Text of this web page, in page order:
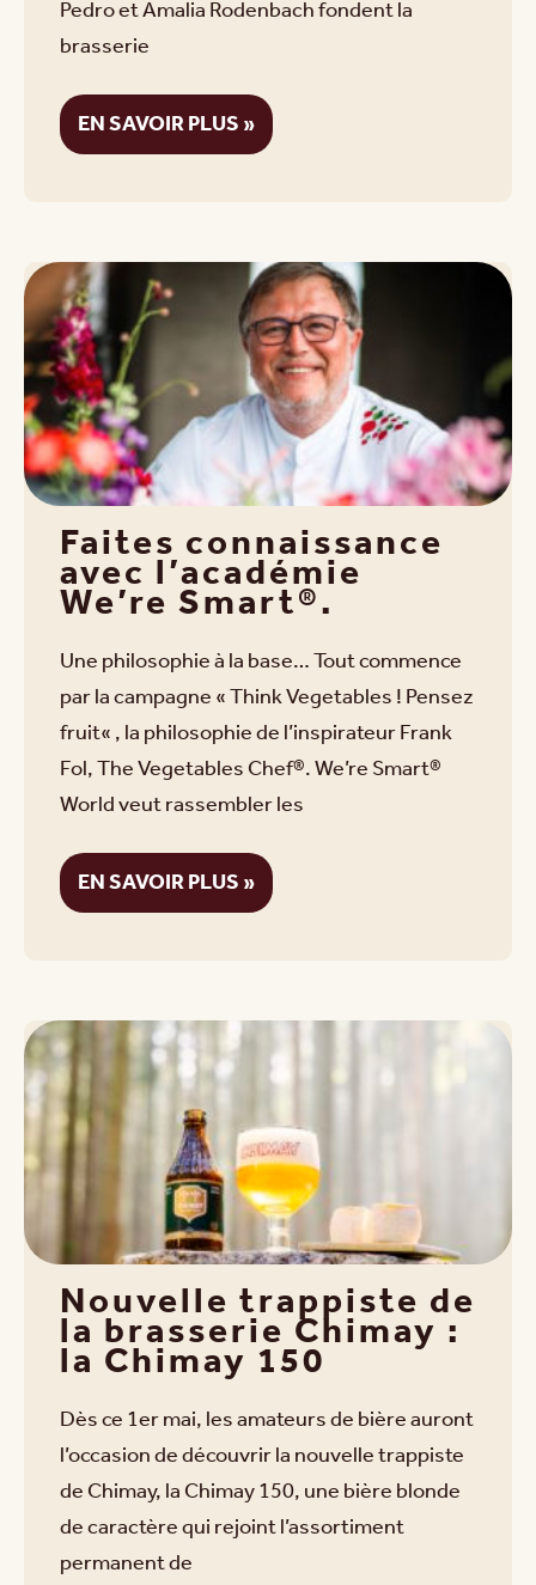
Pedro et Amalia Rodenbach fondent la
brasserie
EN SAVOIR PLUS »
Faites connaissance
avec l’académie
We’re Smart®.
Une philosophie à la base… Tout commence
par la campagne « Think Vegetables ! Pensez
fruit« , la philosophie de l’inspirateur Frank
Fol, The Vegetables Chef®. We’re Smart®
World veut rassembler les
EN SAVOIR PLUS »
Nouvelle trappiste de
la brasserie Chimay :
la Chimay 150
Dès ce 1er mai, les amateurs de bière auront
l’occasion de découvrir la nouvelle trappiste
de Chimay, la Chimay 150, une bière blonde
de caractère qui rejoint l’assortiment
permanent de